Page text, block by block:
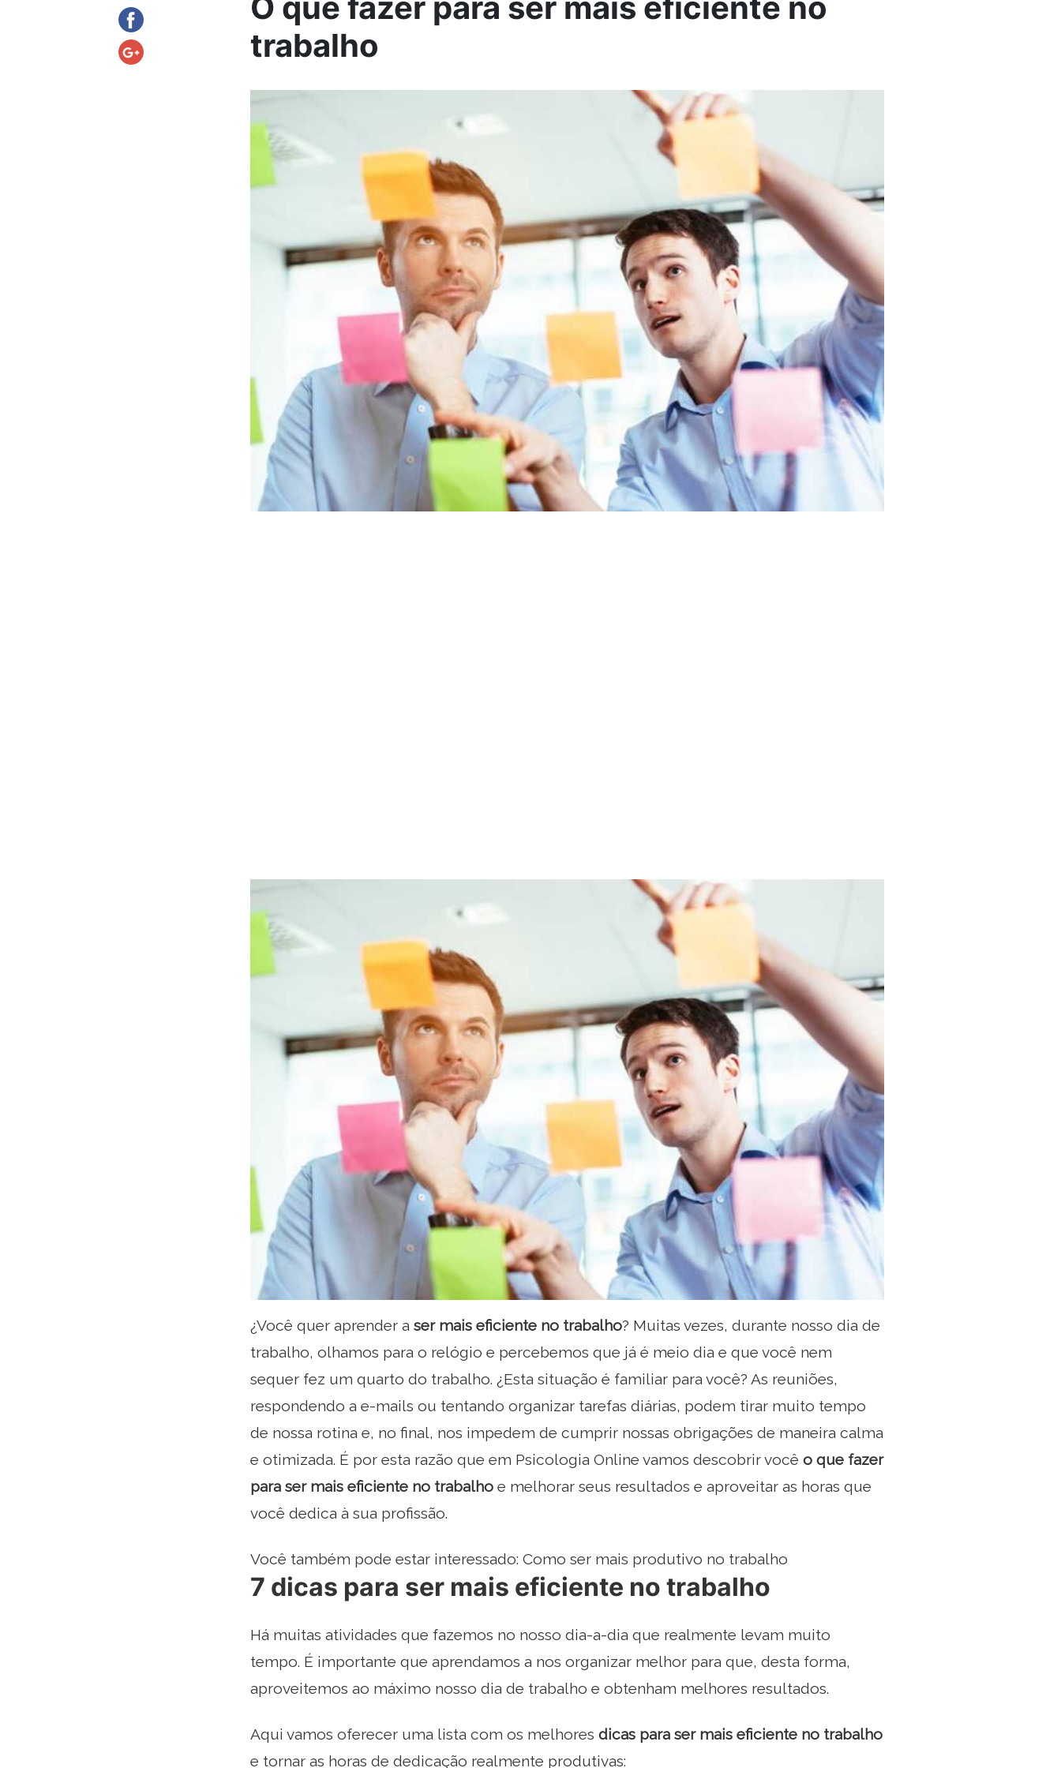
trabalho
¿Você quer aprender a ser mais eficiente no trabalho? Muitas vezes, durante nosso dia de
trabalho, olhamos para o relógio e percebemos que já é meio dia e que você nem
sequer fez um quarto do trabalho. ¿Esta situação é familiar para você? As reuniões,
respondendo a e-mails ou tentando organizar tarefas diárias, podem tirar muito tempo
de nossa rotina e, no final, nos impedem de cumprir nossas obrigações de maneira calma
e otimizada. É por esta razão que em Psicologia Online vamos descobrir você o que fazer
para ser mais eficiente no trabalho e melhorar seus resultados e aproveitar as horas que
você dedica à sua profissão.
Você também pode estar interessado: Como ser mais produtivo no trabalho
7 dicas para ser mais eficiente no trabalho
Há muitas atividades que fazemos no nosso dia-a-dia que realmente levam muito
tempo. É importante que aprendamos a nos organizar melhor para que, desta forma,
aproveitemos ao máximo nosso dia de trabalho e obtenham melhores resultados.
Aqui vamos oferecer uma lista com os melhores dicas para ser mais eficiente no trabalho
e tornar as horas de dedicação realmente produtivas: